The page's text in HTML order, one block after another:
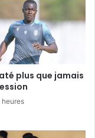
plus que jamais
heures